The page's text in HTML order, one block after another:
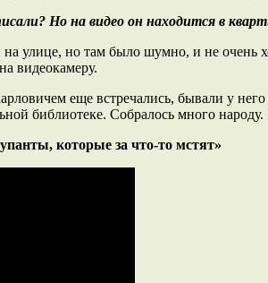
Но на видео он находится в
улице, но там было шумно, и не очень
видеокамеру.
еще встречались, бывали у
библиотеке. Собралось много
которые за что-то мстят»